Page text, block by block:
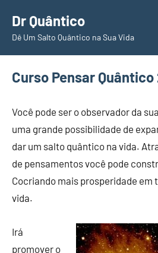
para
conteúdo
Dr Quântico
Dê Um Salto Quântico na Sua Vida
Curso Pensar Quântico
Você pode ser o observador da
uma grande possibilidade de
dar um salto quântico na vida.
de pensamentos você pode
Cocriando mais prosperidade em
vida.
Irá
promover o